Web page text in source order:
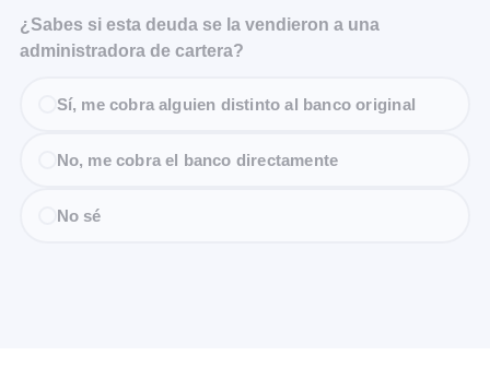
¿Sabes si esta deuda se la vendieron a una
administradora de cartera?
Sí, me cobra alguien distinto al banco original
No, me cobra el banco directamente
No sé